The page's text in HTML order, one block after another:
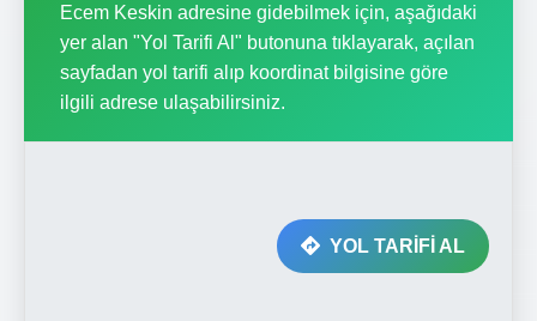
Ecem Keskin adresine gidebilmek için, aşağıdaki
yer alan "Yol Tarifi Al" butonuna tıklayarak, açılan
sayfadan yol tarifi alıp koordinat bilgisine göre
ilgili adrese ulaşabilirsiniz.
YOL TARİFİ AL